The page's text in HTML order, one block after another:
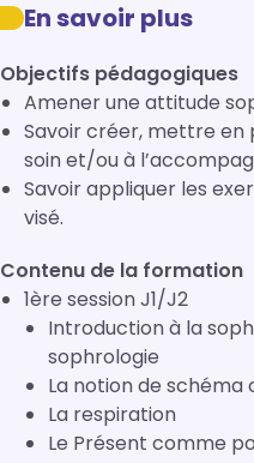
En savoir plus
Objectifs pédagogiques
Amener une attitude
Savoir créer, mettre
soin et/ou à
Savoir appliquer les
visé.
Contenu de la formation
1ère session J1/J2
Introduction à la
sophrologie
La notion de
La respiration
Le Présent comme